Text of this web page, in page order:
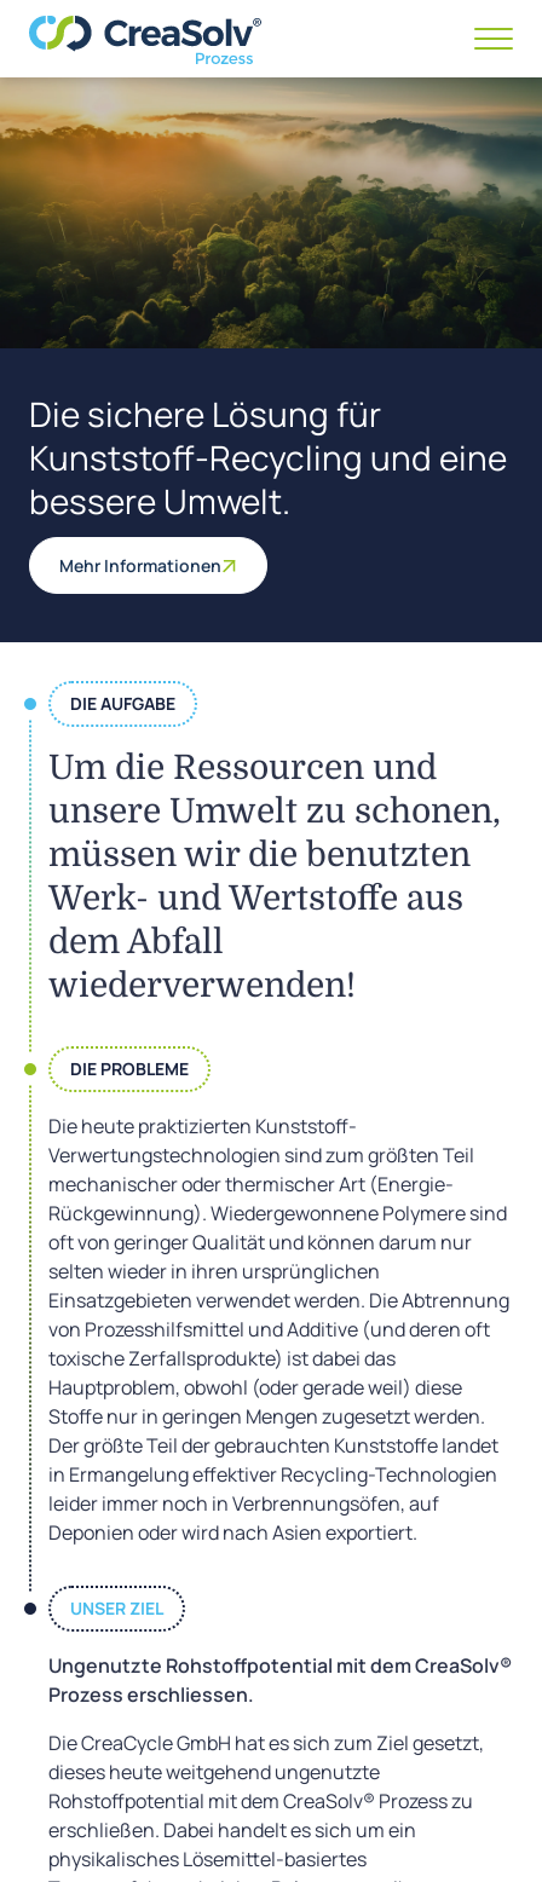
Menü
/
Die sichere Lösung für
Kunststoff­-Recycling und eine
bessere Umwelt.
Mehr Informationen
DIE AUFGABE
Um die Ressourcen und
unsere Umwelt zu schonen,
müssen wir die benutzten
Werk- und Wertstoffe aus
dem Abfall
wiederverwenden!
DIE PROBLEME
Die heute praktizierten Kunststoff-
Verwertungstechnologien sind zum größten Teil
mechanischer oder thermischer Art (Energie-
Rückgewinnung). Wiedergewonnene Polymere sind
oft von geringer Qualität und können darum nur
selten wieder in ihren ursprünglichen
Einsatzgebieten verwendet werden. Die Abtrennung
von Prozesshilfsmittel und Additive (und deren oft
toxische Zerfallsprodukte) ist dabei das
Hauptproblem, obwohl (oder gerade weil) diese
Stoffe nur in geringen Mengen zugesetzt werden.
Der größte Teil der gebrauchten Kunststoffe landet
in Ermangelung effektiver Recycling-Technologien
leider immer noch in Verbrennungsöfen, auf
Deponien oder wird nach Asien exportiert.
UNSER ZIEL
Ungenutzte Rohstoffpotential mit dem CreaSolv®
Prozess erschliessen.
Die CreaCycle GmbH hat es sich zum Ziel gesetzt,
dieses heute weitgehend ungenutzte
Rohstoffpotential mit dem CreaSolv® Prozess zu
erschließen. Dabei handelt es sich um ein
physikalisches Lösemittel-basiertes